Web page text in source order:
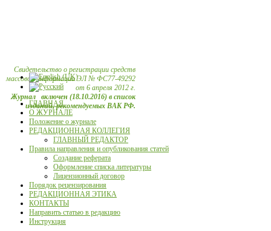
Свидетельство о регистрации средств
массовой информации ЭЛ № ФС77-49292
от 6 апреля 2012 г.
Журнал включен (18.10.2016) в список
изданий, рекомендуемых ВАК РФ.
ГЛАВНАЯ
О ЖУРНАЛЕ
Положение о журнале
РЕДАКЦИОННАЯ КОЛЛЕГИЯ
ГЛАВНЫЙ РЕДАКТОР
Правила направления и опубликования статей
Создание реферата
Оформление списка литературы
Лицензионный договор
Порядок рецензирования
РЕДАКЦИОННАЯ ЭТИКА
КОНТАКТЫ
Направить статью в редакцию
Инструкция